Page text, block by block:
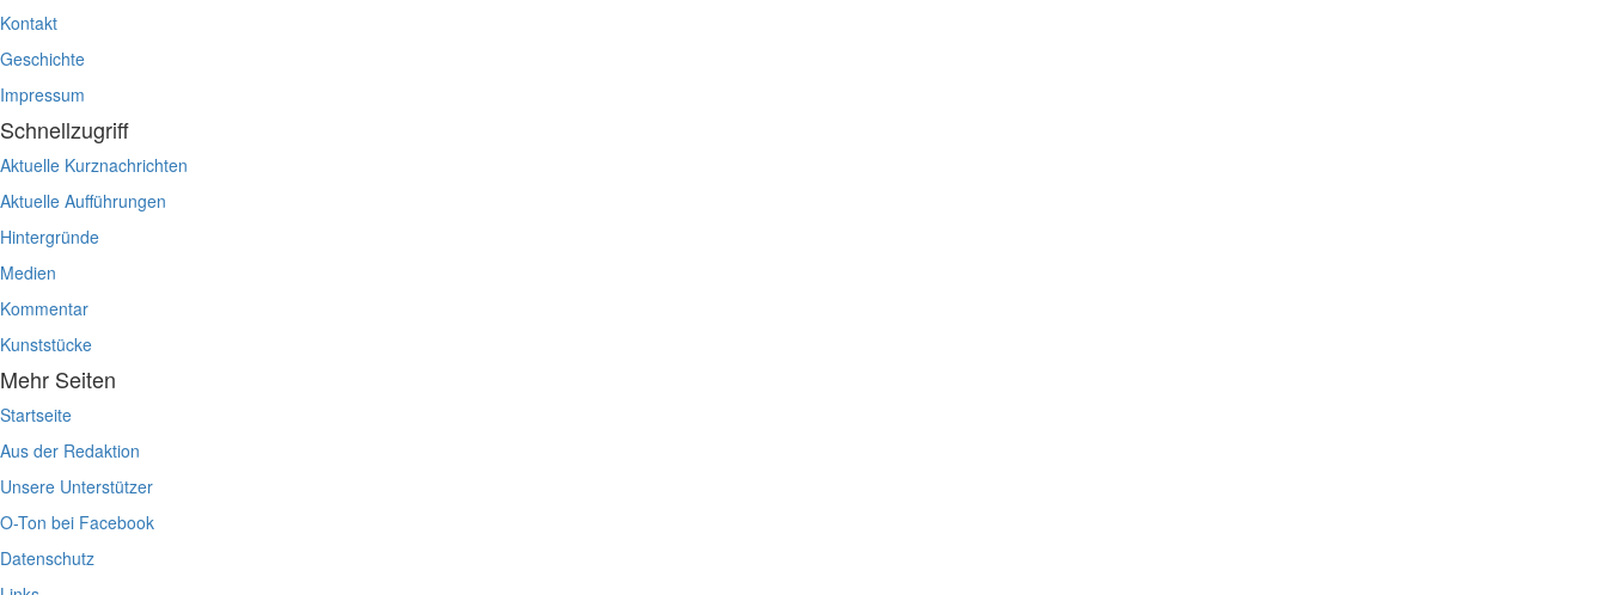
Kontakt
Geschichte
Impressum
Schnellzugriff
Aktuelle Kurznachrichten
Aktuelle Aufführungen
Hintergründe
Medien
Kommentar
Kunststücke
Mehr Seiten
Startseite
Aus der Redaktion
Unsere Unterstützer
O-Ton bei Facebook
Datenschutz